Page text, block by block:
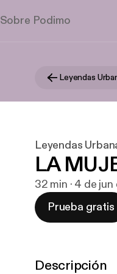
Sobre Podimo
Leyendas
Leyendas
LA
32 min · 4 de
Prueba gratis
Descripción